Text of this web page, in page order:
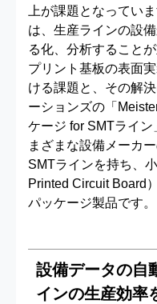
上が課題となってい
は、生産ラインの設
る化、分析すること
プリント基板の表面
ける課題と、その解
ーションズの「
ケージ for SMTライ
まざまな設備メーカ
SMTラインを持ち、
Printed Circuit Board
パッケージ製品です。
設備データの自
インの生産効率